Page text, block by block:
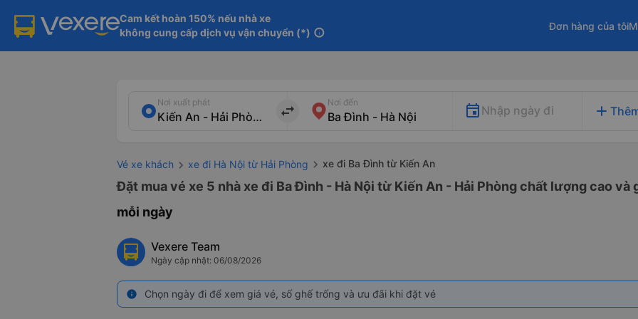
Cam kết hoàn 150% nếu nhà xe
không cung cấp dịch vụ vận chuyển (*) info
Đơn hàng của tôi
Nơi xuất phát
import_export
Nơi đến
Nhập ngày đi add
Vé xe khách xe đi Hà Nội từ Hải Phòng xe đi Ba Đình từ Kiến An
Đặt mua vé xe 5 nhà xe đi Ba Đình - Hà Nội từ Kiến An - Hải Phòng chất lượng cao và
mỗi ngày
Vexere Team
Ngày cập nhật: 06/08/2026
info Chọn ngày đi để xem giá vé, số ghế trống và ưu đãi khi đặt vé